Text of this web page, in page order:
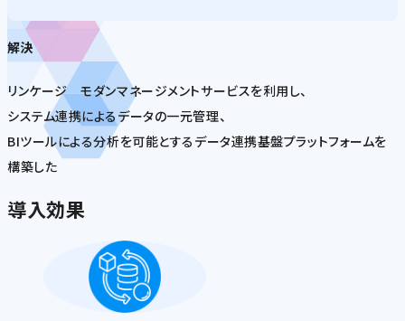
解決
リンケージ モダンマネージメントサービスを利用し、
システム連携によるデータの一元管理、
BIツールによる分析を可能とするデータ連携基盤プラットフォームを
構築した
導入効果